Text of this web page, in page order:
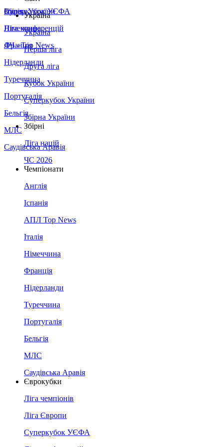
Збірна України
Італія
Німеччина
Франція
Нідерланди
Туреччина
Португалія
Бельгія
МЛС
Саудівська Аравія
Суперкубок УЄФА
Ліга конференцій
ЛЧ - Top News
Україна
Україна
Перша ліга
Друга ліга
Кубок України
Суперкубок України
Збірна України
Збірні
Ліга націй
ЧС 2026
Чемпіонати
Англія
Іспанія
АПЛ Top News
Італія
Німеччина
Франція
Нідерланди
Туреччина
Португалія
Бельгія
МЛС
Саудівська Аравія
Єврокубки
Ліга чемпіонів
Ліга Європи
Суперкубок УЄФА